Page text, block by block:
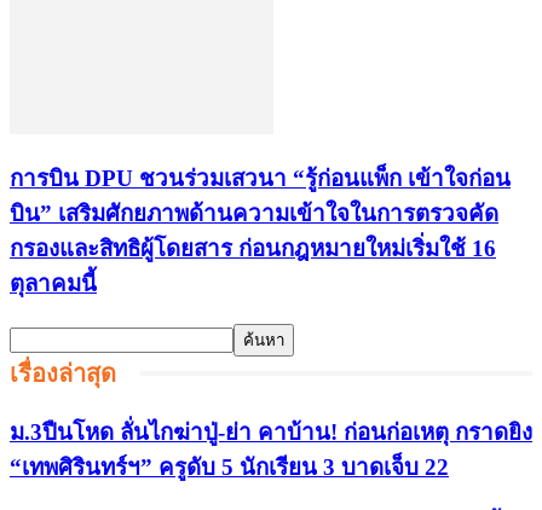
การบิน DPU ชวนร่วมเสวนา “รู้ก่อนแพ็ก เข้าใจก่อน
บิน” เสริมศักยภาพด้านความเข้าใจในการตรวจคัด
กรองและสิทธิผู้โดยสาร ก่อนกฎหมายใหม่เริ่มใช้ 16
ตุลาคมนี้
เรื่องล่าสุด
ม.3ปืนโหด ลั่นไกฆ่าปู่-ย่า คาบ้าน! ก่อนก่อเหตุ กราดยิง
“เทพศิรินทร์ฯ” ครูดับ 5 นักเรียน 3 บาดเจ็บ 22